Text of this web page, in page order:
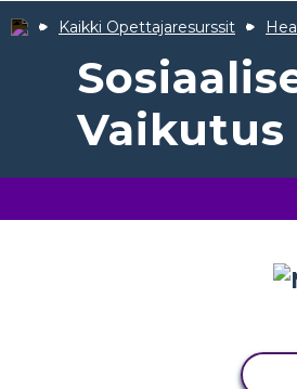
Kaikki Opettajaresurssit